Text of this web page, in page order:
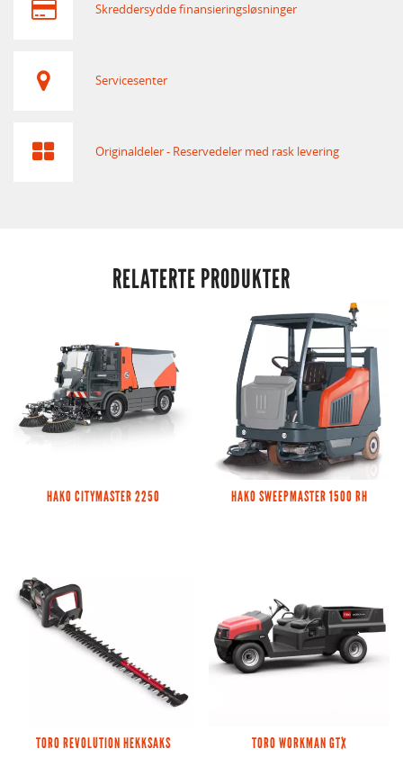
Skreddersydde finansieringsløsninger
Servicesenter
Originaldeler - Reservedeler med rask levering
RELATERTE PRODUKTER
HAKO CITYMASTER 2250 HAKO SWEEPMASTER 1500 RH
TORO REVOLUTION HEKKSAKS TORO WORKMAN GTX